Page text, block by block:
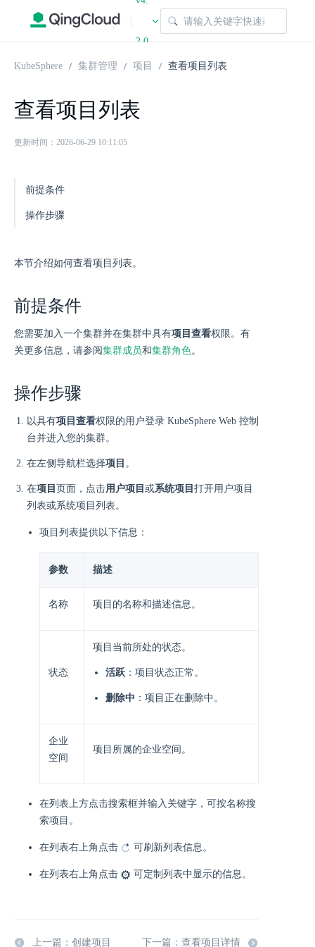
|
2.0
KubeSphere 集群管理 项目 查看项目列表
查看项目列表
更新时间：2026-06-29 10:11:05
前提条件
操作步骤
本节介绍如何查看项目列表。
前提条件
您需要加入一个集群并在集群中具有项目查看权限。有
关更多信息，请参阅集群成员和集群角色。
操作步骤
以具有项目查看权限的用户登录 KubeSphere Web 控制
台并进入您的集群。
在左侧导航栏选择项目 。
在项目 页面，点击用户项目 或系统项目 打开用户项目
列表或系统项目列表。
项目列表提供以下信息：
参数 描述
名称 项目的名称和描述信息。
状态
项目当前所处的状态。
活跃 ：项目状态正常。
删除中 ：项目正在删除中。
企业
空间
项目所属的企业空间。
在列表上方点击搜索框并输入关键字，可按名称搜
索项目。
在列表右上角点击 可刷新列表信息。
在列表右上角点击 可定制列表中显示的信息。
上一篇：创建项目 下一篇：查看项目详情